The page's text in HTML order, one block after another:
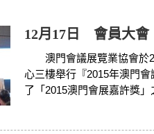
12月17日 會員大會
澳門會議展覽業協會於
心三樓舉行『2015年澳門
了「2015澳門會展嘉許